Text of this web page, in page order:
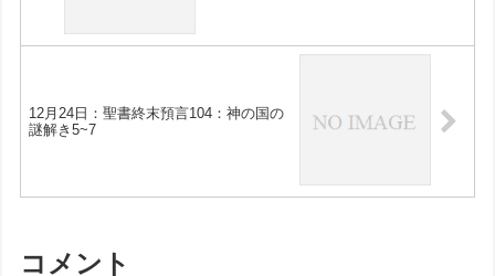
12月24日：聖書終末預言104：神の国の
謎解き5~7
コメント